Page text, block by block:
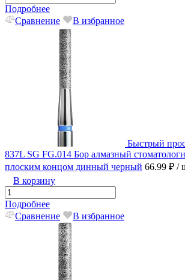
Подробнее
Сравнение
В избранное
Быстрый
837L SG FG.014 Бор алмазный
плоским концом динный черный 66.99 ₽ /
В корзину
Подробнее
Сравнение
В избранное